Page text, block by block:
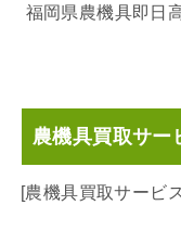
福岡県農機具即日
農機具買取サー
[農機具買取サービ